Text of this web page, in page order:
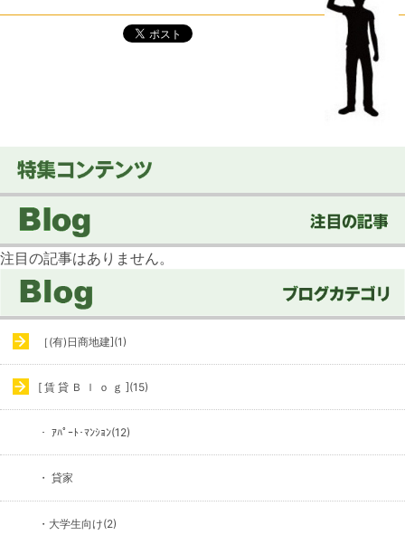
注目の記事はありません。
［(有)日商地建](1)
[ 賃 貸 Ｂ ｌ ｏ ｇ ](15)
・ ｱﾊﾟｰﾄ･ﾏﾝｼｮﾝ(12)
・ 貸家
・大学生向け(2)